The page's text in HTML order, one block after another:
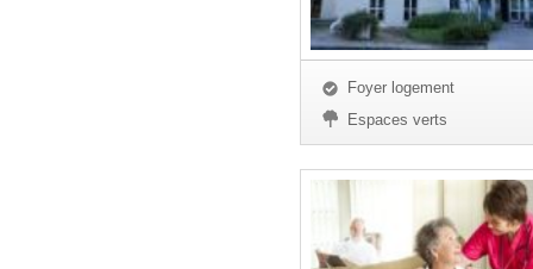
Foyer logement
Espaces verts